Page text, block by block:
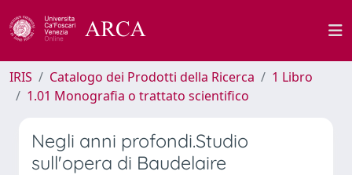
IRIS Catalogo dei Prodotti della Ricerca
1 Libro
1.01 Monografia o trattato scientifico
Negli anni profondi.Studio
sull'opera di Baudelaire